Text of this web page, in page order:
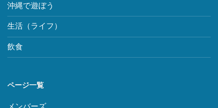
沖縄で遊ぼう
生活（ライフ）
飲食
ページ一覧